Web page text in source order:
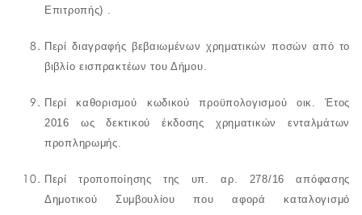
Επιτροπής) .
Περί διαγραφής βεβαιωμένων χρηματικών ποσών από το
βιβλίο εισπρακτέων του Δήμου.
Περί καθορισμού
κωδικού προϋπολογισμού οικ. Έτος
2016 ως δεκτικού έκδοσης χρηματικών ενταλμάτων
προπληρωμής.
Περί τροποποίησης της υπ. αρ. 278/16 απόφασης
Δημοτικού Συμβουλίου που αφορά καταλογισμό